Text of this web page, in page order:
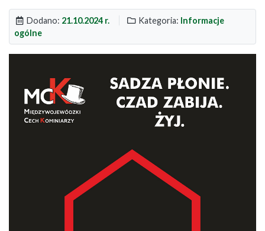
Dodano: 21.10.2024 r. Kategoria: Informacje
ogólne